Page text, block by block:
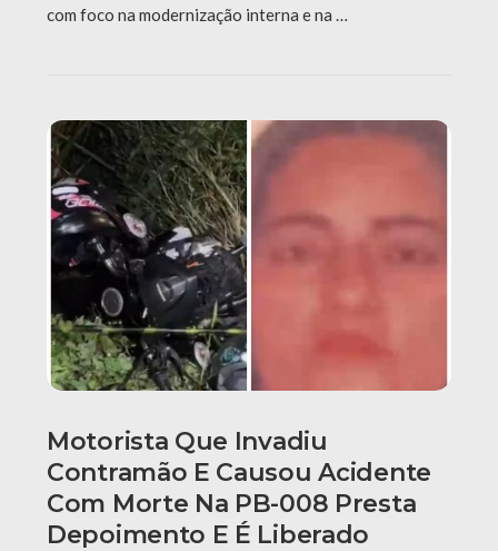
com foco na modernização interna e na …
Motorista Que Invadiu
Contramão E Causou Acidente
Com Morte Na PB-008 Presta
Depoimento E É Liberado